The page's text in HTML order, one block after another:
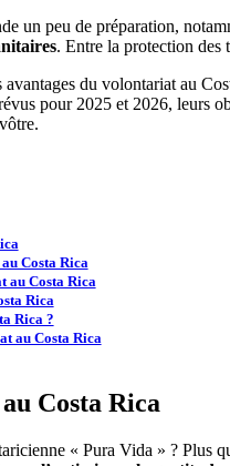
un peu de préparation,
. Entre la protection des
du volontariat au
pour 2025 et 2026, leurs
Costa Rica
au Costa Rica
Rica
Rica ?
au Costa Rica
Costa Rica
« Pura Vida » ? Plus